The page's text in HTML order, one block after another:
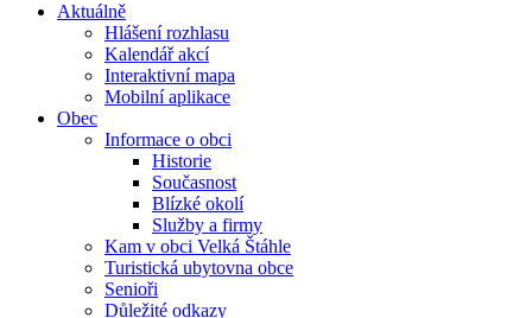
Aktuálně
Hlášení rozhlasu
Kalendář akcí
Interaktivní mapa
Mobilní aplikace
Obec
Informace o obci
Historie
Současnost
Blízké okolí
Služby a firmy
Kam v obci Velká Štáhle
Turistická ubytovna obce
Senioři
Důležité odkazy